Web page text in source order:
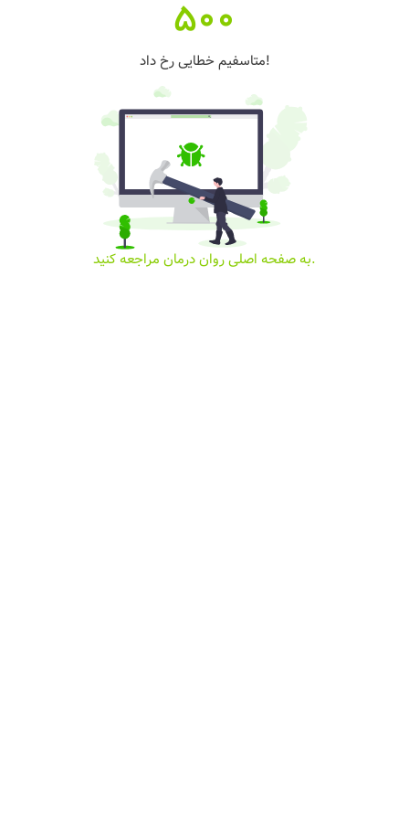
500
متاسفیم خطایی رخ داد!
به صفحه اصلی روان درمان مراجعه کنید.